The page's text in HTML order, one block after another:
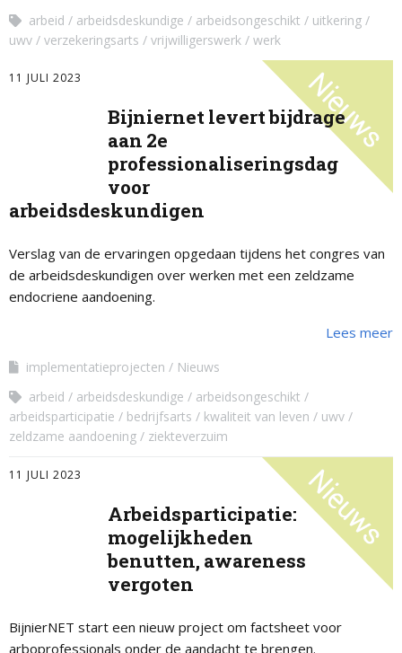
arbeid
arbeidsdeskundige arbeidsongeschikt
uitkering
uwv
verzekeringsarts vrijwilligerswerk werk
11 JULI 2023
Bijniernet levert bijdrage
aan 2e
professionaliseringsdag
voor
arbeidsdeskundigen
Verslag van de ervaringen opgedaan tijdens het congres van
de arbeidsdeskundigen over werken met een zeldzame
endocriene aandoening.
Lees meer
implementatieprojecten
Nieuws
arbeid
arbeidsdeskundige
arbeidsongeschikt
arbeidsparticipatie
bedrijfsarts kwaliteit van leven
uwv
zeldzame aandoening
ziekteverzuim
11 JULI 2023
Arbeidsparticipatie:
mogelijkheden
benutten, awareness
vergoten
BijnierNET start een nieuw project om factsheet voor
arboprofessionals onder de aandacht te brengen.